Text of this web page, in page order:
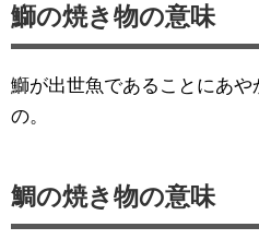
鰤の焼き物の意味
鰤が出世魚であることにあ
の。
鯛の焼き物の意味